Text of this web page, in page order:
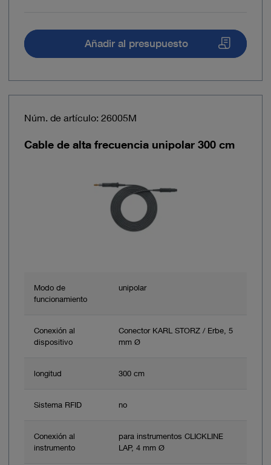
Añadir al presupuesto
Núm. de artículo: 26005M
Cable de alta frecuencia unipolar 300 cm
Modo de
funcionamiento
unipolar
Conexión al
dispositivo
Conector KARL STORZ / Erbe, 5
mm Ø
longitud 300 cm
Sistema RFID no
Conexión al
instrumento
para instrumentos CLICKLINE
LAP, 4 mm Ø